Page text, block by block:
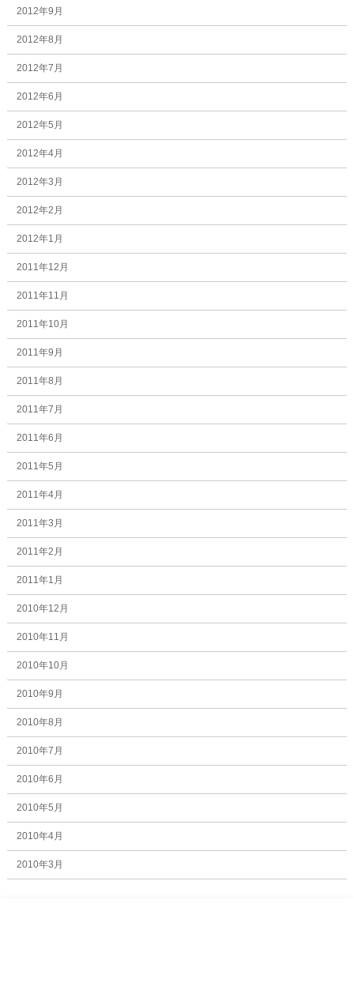
2012年9月
2012年8月
2012年7月
2012年6月
2012年5月
2012年4月
2012年3月
2012年2月
2012年1月
2011年12月
2011年11月
2011年10月
2011年9月
2011年8月
2011年7月
2011年6月
2011年5月
2011年4月
2011年3月
2011年2月
2011年1月
2010年12月
2010年11月
2010年10月
2010年9月
2010年8月
2010年7月
2010年6月
2010年5月
2010年4月
2010年3月